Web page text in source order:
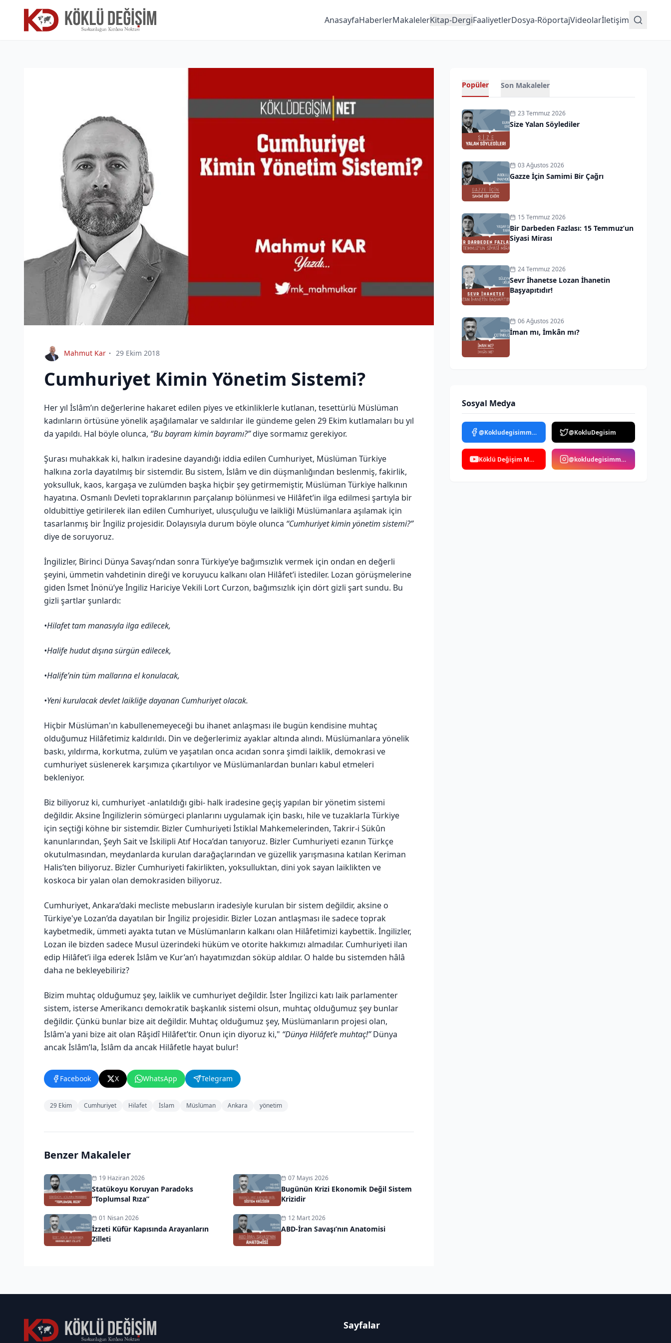
AnasayfaHaberlerMakalelerKitap-DergiFaaliyetlerDosya-RöportajVideolarİletişim
Mahmut Kar 29 Ekim 2018
Cumhuriyet Kimin Yönetim Sistemi?
Her yıl İslâm’ın değerlerine hakaret edilen piyes ve etkinliklerle kutlanan, tesettürlü Müslüman
kadınların örtüsüne yönelik aşağılamalar ve saldırılar ile gündeme gelen 29 Ekim kutlamaları bu yıl
da yapıldı. Hal böyle olunca, “Bu bayram kimin bayramı?”diye sormamız gerekiyor.
Şurası muhakkak ki, halkın iradesine dayandığı iddia edilen Cumhuriyet, Müslüman Türkiye
halkına zorla dayatılmış bir sistemdir. Bu sistem, İslâm ve din düşmanlığından beslenmiş, fakirlik,
yoksulluk, kaos, kargaşa ve zulümden başka hiçbir şey getirmemiştir, Müslüman Türkiye halkının
hayatına. Osmanlı Devleti topraklarının parçalanıp bölünmesi ve Hilâfet’in ilga edilmesi şartıyla bir
oldubittiye getirilerek ilan edilen Cumhuriyet, ulusçuluğu ve laikliği Müslümanlara aşılamak için
tasarlanmış bir İngiliz projesidir. Dolayısıyla durum böyle olunca “Cumhuriyet kimin yönetim sistemi?”
diye de soruyoruz.
İngilizler, Birinci Dünya Savaşı’ndan sonra Türkiye’ye bağımsızlık vermek için ondan en değerli
şeyini, ümmetin vahdetinin direği ve koruyucu kalkanı olan Hilâfet’i istediler. Lozan görüşmelerine
giden İsmet İnönü’ye İngiliz Hariciye Vekili Lort Curzon, bağımsızlık için dört gizli şart sundu. Bu
gizli şartlar şunlardı:
•Hilafet tam manasıyla ilga edilecek,
•Halife hudut dışına sürgün edilecek,
•Halife’nin tüm mallarına el konulacak,
•Yeni kurulacak devlet laikliğe dayanan Cumhuriyet olacak.
Hiçbir Müslüman'ın kabullenemeyeceği bu ihanet anlaşması ile bugün kendisine muhtaç
olduğumuz Hilâfetimiz kaldırıldı. Din ve değerlerimiz ayaklar altında alındı. Müslümanlara yönelik
baskı, yıldırma, korkutma, zulüm ve yaşatılan onca acıdan sonra şimdi laiklik, demokrasi ve
cumhuriyet süslenerek karşımıza çıkartılıyor ve Müslümanlardan bunları kabul etmeleri
bekleniyor.
Biz biliyoruz ki, cumhuriyet -anlatıldığı gibi- halk iradesine geçiş yapılan bir yönetim sistemi
değildir. Aksine İngilizlerin sömürgeci planlarını uygulamak için baskı, hile ve tuzaklarla Türkiye
için seçtiği köhne bir sistemdir. Bizler Cumhuriyeti İstiklal Mahkemelerinden, Takrir-i Sükûn
kanunlarından, Şeyh Sait ve İskilipli Atıf Hoca’dan tanıyoruz. Bizler Cumhuriyeti ezanın Türkçe
okutulmasından, meydanlarda kurulan darağaçlarından ve güzellik yarışmasına katılan Keriman
Halis’ten biliyoruz. Bizler Cumhuriyeti fakirlikten, yoksulluktan, dini yok sayan laiklikten ve
koskoca bir yalan olan demokrasiden biliyoruz.
Cumhuriyet, Ankara’daki mecliste mebusların iradesiyle kurulan bir sistem değildir, aksine o
Türkiye'ye Lozan’da dayatılan bir İngiliz projesidir. Bizler Lozan antlaşması ile sadece toprak
kaybetmedik, ümmeti ayakta tutan ve Müslümanların kalkanı olan Hilâfetimizi kaybettik. İngilizler,
Lozan ile bizden sadece Musul üzerindeki hüküm ve otorite hakkımızı almadılar. Cumhuriyeti ilan
edip Hilâfet’i ilga ederek İslâm ve Kur’an’ı hayatımızdan söküp aldılar. O halde bu sistemden hâlâ
daha ne bekleyebiliriz?
Bizim muhtaç olduğumuz şey, laiklik ve cumhuriyet değildir. İster İngilizci katı laik parlamenter
sistem, isterse Amerikancı demokratik başkanlık sistemi olsun, muhtaç olduğumuz şey bunlar
değildir. Çünkü bunlar bize ait değildir. Muhtaç olduğumuz şey, Müslümanların projesi olan,
İslâm'a yani bize ait olan Râşidî Hilâfet’tir. Onun için diyoruz ki," “Dünya Hilâfet’e muhtaç!”Dünya
ancak İslâm’la, İslâm da ancak Hilâfetle hayat bulur!
Facebook X WhatsApp Telegram
29 Ekim Cumhuriyet Hilafet İslam Müslüman Ankara yönetim
Benzer Makaleler
19 Haziran 2026
Statükoyu Koruyan Paradoks
“Toplumsal Rıza”
07 Mayıs 2026
Bugünün Krizi Ekonomik Değil Sistem
Krizidir
01 Nisan 2026
İzzeti Küfür Kapısında Arayanların
Zilleti
12 Mart 2026
ABD-İran Savaşı’nın Anatomisi
Popüler Son Makaleler
23 Temmuz 2026
Size Yalan Söylediler
03 Ağustos 2026
Gazze İçin Samimi Bir Çağrı
15 Temmuz 2026
Bir Darbeden Fazlası: 15 Temmuz’un
Siyasi Mirası
24 Temmuz 2026
Sevr İhanetse Lozan İhanetin
Başyapıtıdır!
06 Ağustos 2026
İman mı, İmkân mı?
Sosyal Medya
@Kokludegisimmedya @KokluDegisim
Köklü Değişim Medya @kokludegisimmedya
Sayfalar